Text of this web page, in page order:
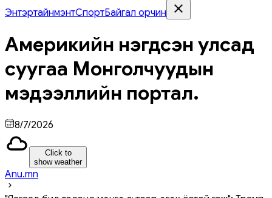
ЭнтэртайнмэнтСпортБайгал орчин
Америкийн нэгдсэн улсад
суугаа Монголчуудын
мэдээллийн портал.
8/7/2026
Click to
show weather
Anu.mn